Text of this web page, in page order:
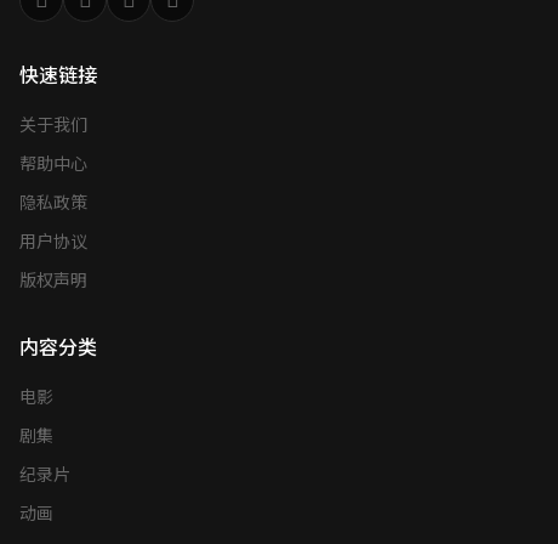
快速链接
关于我们
帮助中心
隐私政策
用户协议
版权声明
内容分类
电影
剧集
纪录片
动画